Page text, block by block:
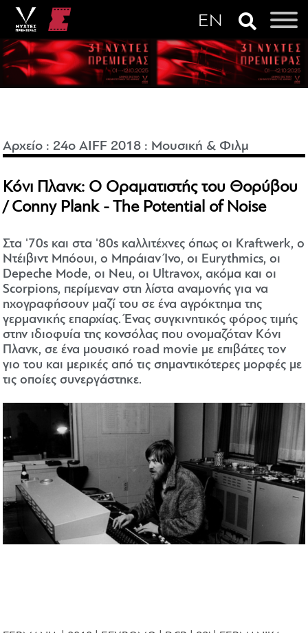
Αρχείο :24o AIFF 2018 : Μουσική & Φιλμ
Κόνι Πλανκ: Ο Οραματιστής του Θορύβου
/ Conny Plank - The Potential of Noise
Στα '70s και στα '80s καλλιτέχνες όπως οι Kraftwerk, ο
Ντέιβιντ Μπόουι, ο Μπράιαν Ίνο, οι Eurythmics, οι
Depeche Mode, οι Neu, οι Ultravox, ακόμα και οι
Scorpions, περίμεναν στη λίστα αναμονής για να
ηχογραφήσουν μαζί του σε ένα αγρόκτημα της
γερμανικής επαρχίας. Ένας συγκινητικός φόρος τιμής
στην ιδιοφυία της κονσόλας που ονομαζόταν Κόνι
Πλανκ, σε ένα μουσικό road movie με επιβάτες τον
γιο του και μερικές από τις σημαντικότερες μορφές με
τις οποίες συνεργάστηκε.